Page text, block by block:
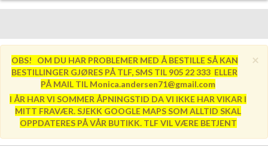
×
OBS! OM DU HAR PROBLEMER MED Å BESTILLE SÅ KAN
BESTILLINGER GJØRES PÅ TLF, SMS TIL 905 22 333 ELLER
PÅ MAIL TIL Monica.andersen71@gmail.com
I ÅR HAR VI SOMMER ÅPNINGSTID DA VI IKKE HAR VIKAR I
MITT FRAVÆR. SJEKK GOOGLE MAPS SOM ALLTID SKAL
OPPDATERES PÅ VÅR BUTIKK. TLF VIL VÆRE BETJENT